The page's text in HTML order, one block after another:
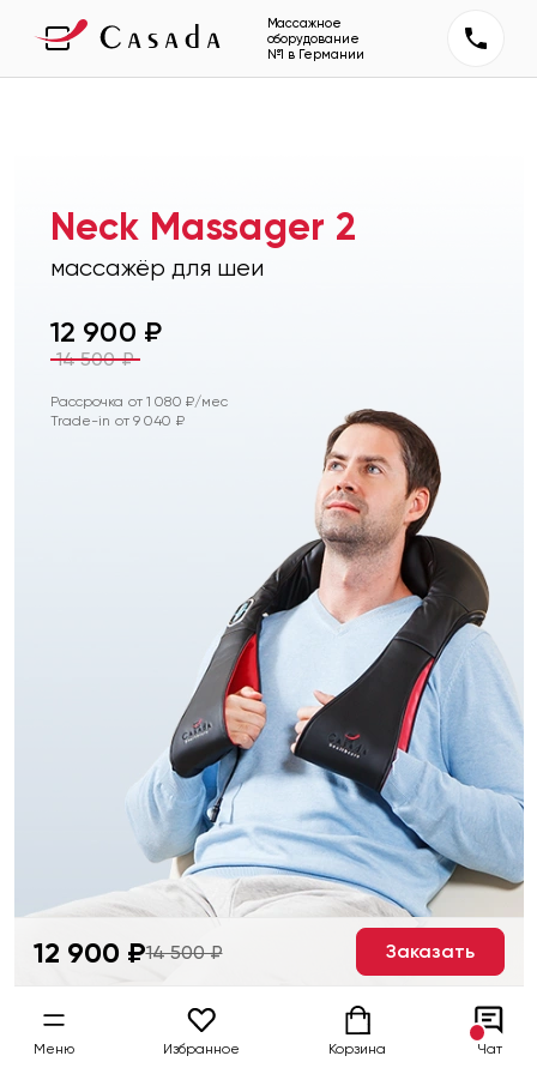
Массажное
оборудование
№1 в Германии
Neck Massager 2
массажёр для шеи
12 900 ₽
14 500₽
Рассрочка от1 080 ₽/мес
Trade-in от 9 040 ₽
12 900 ₽14 500 ₽ Заказать
Меню Избранное Корзина Чат